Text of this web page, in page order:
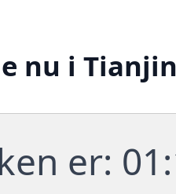
nu i
er: